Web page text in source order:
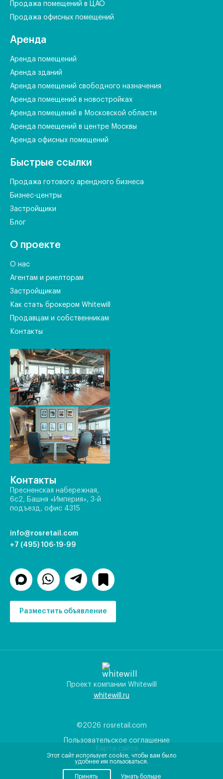
Продажа помещений в ЦАО
Продажа офисных помещений
Аренда
Аренда помещений
Аренда зданий
Аренда помещений свободного назначения
Аренда помещений в новостройках
Аренда помещений в Московской области
Аренда помещений в центре Москвы
Аренда офисных помещений
Быстрые ссылки
Продажа готового арендного бизнеса
Бизнес-центры
Застройщики
Блог
О проекте
О нас
Агентам и риелторам
Застройщикам
Как стать брокером Whitewill
Продавцам и собственникам
Контакты
Контакты
Пресненская набережная,
6с2, Башня «Империя», 3-й
подъезд, офис 4315
info@rosretail.com
+7 (495) 106-19-99
Разместить объявление
©2026 rosretail.com
Пользовательское соглашение
Карта сайта
Проект компании Whitewill
whitewill.ru
Этот сайт использует cookie, чтобы вам было
удобнее им пользоваться.
Принять Узнать больше